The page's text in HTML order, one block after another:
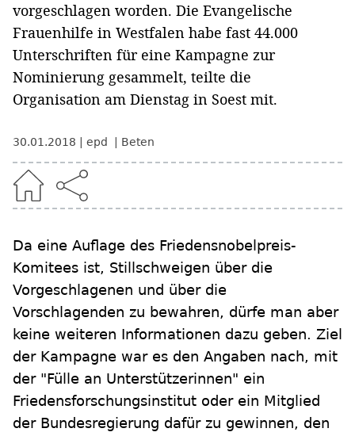
vorgeschlagen worden. Die Evangelische
Frauenhilfe in Westfalen habe fast 44.000
Unterschriften für eine Kampagne zur
Nominierung gesammelt, teilte die
Organisation am Dienstag in Soest mit.
30.01.2018 epd Beten
Da eine Auflage des Friedensnobelpreis-
Komitees ist, Stillschweigen über die
Vorgeschlagenen und über die
Vorschlagenden zu bewahren, dürfe man aber
keine weiteren Informationen dazu geben. Ziel
der Kampagne war es den Angaben nach, mit
der "Fülle an Unterstützerinnen" ein
Friedensforschungsinstitut oder ein Mitglied
der Bundesregierung dafür zu gewinnen, den